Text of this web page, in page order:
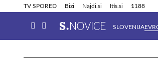
TV SPORED Bizi Najdi.si Itis.si 1188
SLOVENIJA
Info in obvestila Tehnik